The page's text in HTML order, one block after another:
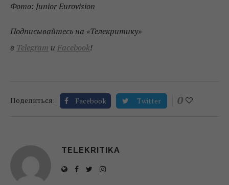
Фото: Junior Eurovision
Подписывайтесь на «Телекритику»
в Telegram и Facebook!
Поделиться: Facebook Twitter 0
TELEKRITIKA